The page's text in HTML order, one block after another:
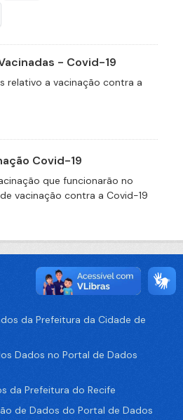
- Covid-19
relativo a vacinação contra a
Covid-19
que funcionarão no
vacinação contra a Covid-19
da Prefeitura da Cidade de
Dados no Portal de Dados
da Prefeitura do Recife
de Dados do Portal de Dados